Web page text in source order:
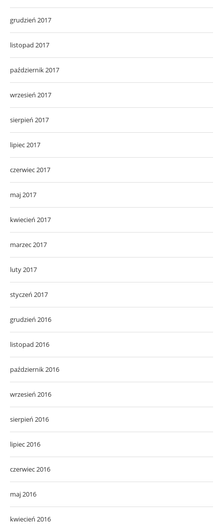
grudzień 2017
listopad 2017
październik 2017
wrzesień 2017
sierpień 2017
lipiec 2017
czerwiec 2017
maj 2017
kwiecień 2017
marzec 2017
luty 2017
styczeń 2017
grudzień 2016
listopad 2016
październik 2016
wrzesień 2016
sierpień 2016
lipiec 2016
czerwiec 2016
maj 2016
kwiecień 2016